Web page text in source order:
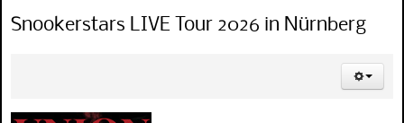
Snookerstars LIVE Tour 2026 in Nürnberg